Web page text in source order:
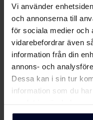
Vi använder
och annonserna till
för sociala medier och
vidarebefordrar även
information från din
annons- och
Dessa kan i sin tur
information som du
(DK)
Användarhandbok
och
och